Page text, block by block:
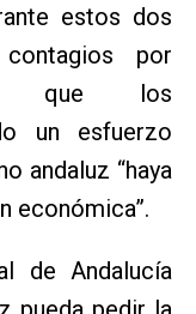
estos dos
por
que los
un esfuerzo
andaluz “haya
económica”.
de Andalucía